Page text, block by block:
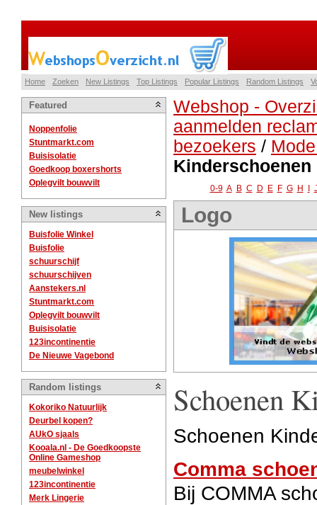
Home Zoeken New Listings Top Listings Popular Listings Random Listings
Featured
Noppenfolie
Stuntmarkt.com
Buisisolatie
Goedkoop boxershorts
Oplegvilt bouwvilt
New listings
Buisfolie Winkel
Buisfolie
schuurschijf
schuurschijven
Aanstekers.nl
Stuntmarkt.com
Oplegvilt bouwvilt
Buisisolatie
123incontinentie
De Nieuwe Vagebond
Random listings
Kokoriko Natuurlijk
Deurbel kopen?
AUkO sjaals
Kooala.nl - De Goedkoopste
Online Gameshop
meubelwinkel
123incontinentie
Merk Lingerie
Webshop -
aanmelden
bezoekers /
Kinderschoenen
0-9 A B C D E F G H
Logo
Schoenen
Schoenen
Comma
Bij COMMA